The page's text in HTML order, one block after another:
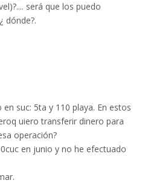
será que los puedo
dónde?.
suc: 5ta y 110 playa. En estos
uiero transferir dinero para
operación?
en junio y no he efectuado